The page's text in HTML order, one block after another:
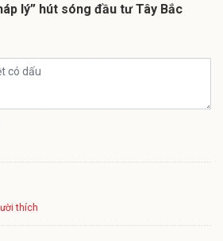
lý” hút sóng đầu tư Tây Bắc
thích